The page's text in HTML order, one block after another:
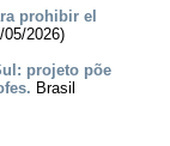
prohibir el
05/2026)
projeto põe
Brasil